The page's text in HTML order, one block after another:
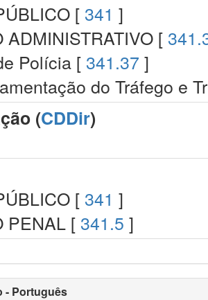
[ 341 ]
ADMINISTRATIVO [
Polícia [ 341.37 ]
do Tráfego e
(CDDir)
[ 341 ]
PENAL [ 341.5 ]
- Português